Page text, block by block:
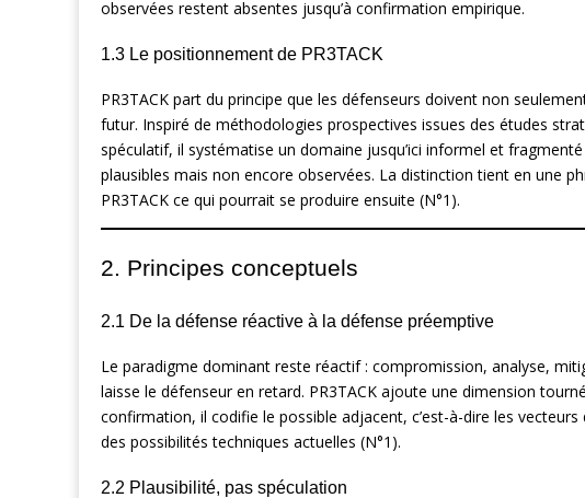
observées restent absentes jusqu’à confirmation empirique.
1.3 Le positionnement de PR3TACK
PR3TACK part du principe que les défenseurs doivent non
futur. Inspiré de méthodologies prospectives issues des études
spéculatif, il systématise un domaine jusqu’ici informel et
plausibles mais non encore observées. La distinction tient en une
PR3TACK ce qui pourrait se produire ensuite (N°1).
2. Principes conceptuels
2.1 De la défense réactive à la défense préemptive
Le paradigme dominant reste réactif : compromission, analyse,
laisse le défenseur en retard. PR3TACK ajoute une dimension
confirmation, il codifie le possible adjacent, c’est-à-dire les vecteurs
des possibilités techniques actuelles (N°1).
2.2 Plausibilité, pas spéculation